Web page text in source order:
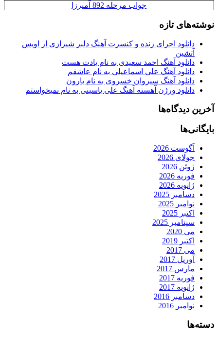
جواب مرحله 892 آمیرزا
نوشته‌های تازه
دانلود اجرای زنده و کنسرت آهنگ دلبر شیرازی از اویس
آتشین
دانلود آهنگ احمد سعیدی به نام یادت هست
دانلود آهنگ علی اسماعیلی به نام عاشقم
دانلود آهنگ سیروان خسروی به نام بارون
دانلود ورژن آهسته آهنگ علی یاسینی به نام نمیخواستم
آخرین دیدگاه‌ها
بایگانی‌ها
آگوست 2026
جولای 2026
ژوئن 2026
فوریه 2026
ژانویه 2026
دسامبر 2025
نوامبر 2025
اکتبر 2025
سپتامبر 2025
می 2020
اکتبر 2019
می 2017
آوریل 2017
مارس 2017
فوریه 2017
ژانویه 2017
دسامبر 2016
نوامبر 2016
دسته‌ها